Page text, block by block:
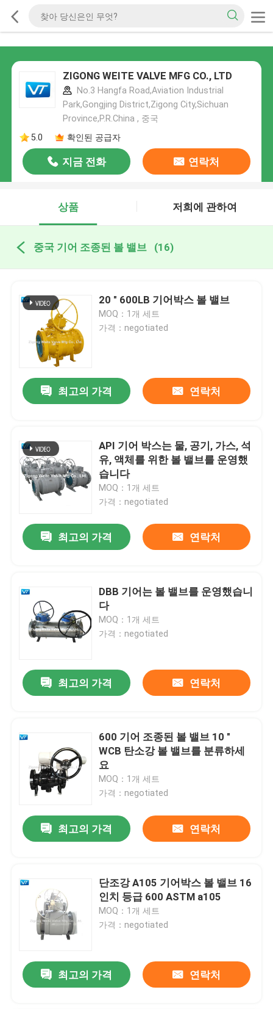
ZIGONG WEITE VALVE MFG CO., LTD
No.3 Hangfa Road,Aviation Industrial
Park,Gongjing District,Zigong City,Sichuan
Province,P.R.China , 중국
5.0
확인된 공급자
지금 전화 연락처
상품 저희에 관하여
중국 기어 조종된 볼 밸브 (16)
20 " 600LB 기어박스 볼 밸브
MOQ：1개 세트
가격：negotiated
최고의 가격 연락처
API 기어 박스는 물, 공기, 가스, 석
유, 액체를 위한 볼 밸브를 운영했
습니다
MOQ：1개 세트
가격：negotiated
최고의 가격 연락처
DBB 기어는 볼 밸브를 운영했습니
다
MOQ：1개 세트
가격：negotiated
최고의 가격 연락처
600 기어 조종된 볼 밸브 10 "
WCB 탄소강 볼 밸브를 분류하세
요
MOQ：1개 세트
가격：negotiated
최고의 가격 연락처
단조강 A105 기어박스 볼 밸브 16
인치 등급 600 ASTM a105
MOQ：1개 세트
가격：negotiated
최고의 가격 연락처